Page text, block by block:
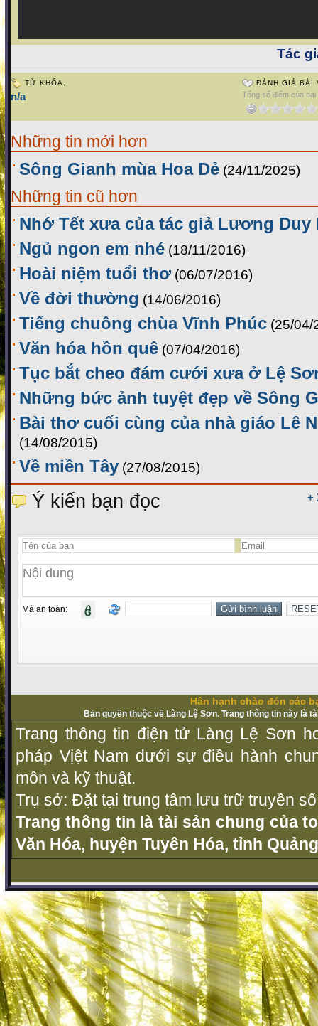
Tác
TỪ KHÓA:
n/a
ĐÁNH GIÁ BÀI
Tổng số điểm của
Những tin mới hơn
Sông Gianh mùa Hoa Dẻ (24/11/2025)
Những tin cũ hơn
Nhớ Tết xưa của tác giả Lương Duy
Ngủ ngon em nhé (18/11/2016)
Hoài niệm tuổi thơ (06/07/2016)
Về đời thường (14/06/2016)
Tiếng chuông chùa Vĩnh Phúc (25/04/
Văn hóa hồn quê (07/04/2016)
Tục bắt cheo đám cưới xưa ở Lệ
Những bức ảnh tuyệt đẹp về Sông
Bài thơ cuối cùng của nhà giáo Lê
(14/08/2015)
Về miền Tây (27/08/2015)
+
Ý kiến bạn đọc
Mã an toàn:
Hân hạnh chào đón các
Bản quyền thuộc về Làng Lệ Sơn. Trang thông tin này là
Trang thông tin điện tử Làng Lệ Sơn
pháp Vịệt Nam dưới sự điều hành
môn và kỹ thuật.
Trụ sở: Đặt tại trung tâm lưu trữ truyền
Trang thông tin là tài sản chung của
Văn Hóa, huyện Tuyên Hóa, tỉnh